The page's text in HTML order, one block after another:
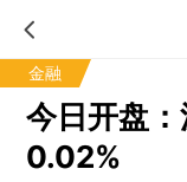
金融
今日开盘
0.02%